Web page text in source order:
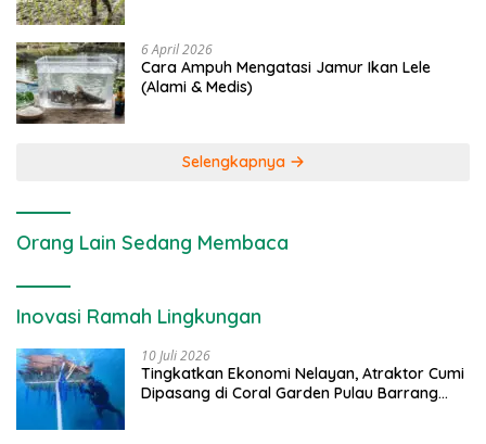
6 April 2026
Cara Ampuh Mengatasi Jamur Ikan Lele
(Alami & Medis)
Selengkapnya
Orang Lain Sedang Membaca
Inovasi Ramah Lingkungan
10 Juli 2026
Tingkatkan Ekonomi Nelayan, Atraktor Cumi
Dipasang di Coral Garden Pulau Barrang